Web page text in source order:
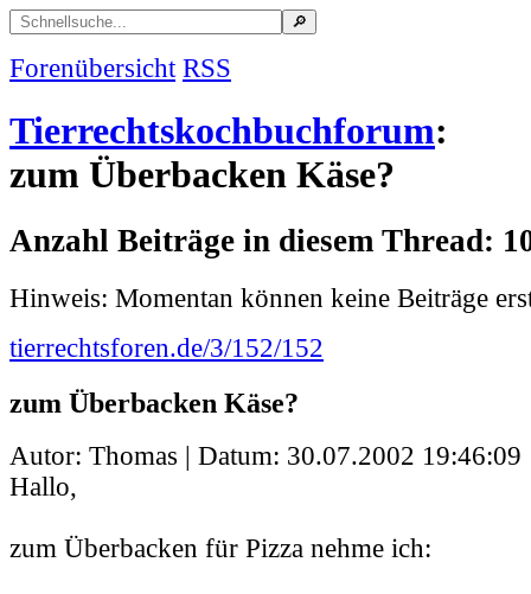
Forenübersicht RSS
Tierrechtskochbuchforum:
zum Überbacken Käse?
Anzahl Beiträge in diesem Thread:
Hinweis: Momentan können keine Beiträge
tierrechtsforen.de/3/152/152
zum Überbacken Käse?
Autor: Thomas | Datum: 30.07.2002 19:46:09
Hallo,
zum Überbacken für Pizza nehme ich: